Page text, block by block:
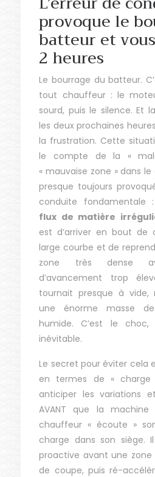
provoque le
batteur et
2 heures
Le bourrage du batteur.
tout chauffeur : le
sourd, puis le silence. Et
les deux prochaines
la frustration. Cette
le compte de la «
« mauvaise zone » dans
presque toujours
conduite
flux de matière
est d’arriver en bout de
large courbe et de
zone très dense
d’avancement trop
tournait presque à vide,
une énorme masse
humide. C’est le
inévitable.
Le secret pour éviter cela
en termes de «
anticiper les variations
AVANT que la
chauffeur « écoute »
charge dans son siège.
proactive avant une zone
de coupe, puis ré-